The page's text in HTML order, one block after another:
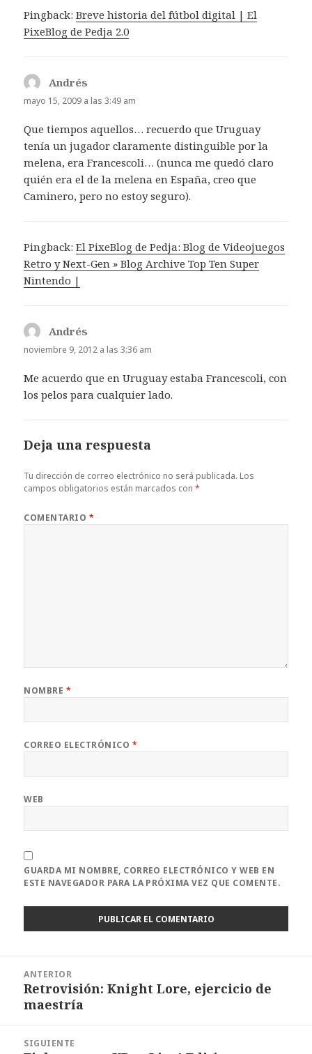
Pingback:Breve historia del fútbol digital | El
PixeBlog de Pedja 2.0
Andrés
mayo 15, 2009 a las 3:49 am
Que tiempos aquellos… recuerdo que Uruguay
tenía un jugador claramente distinguible por la
melena, era Francescoli… (nunca me quedó claro
quién era el de la melena en España, creo que
Caminero, pero no estoy seguro).
Pingback:El PixeBlog de Pedja: Blog de Videojuegos
Retro y Next-Gen » Blog Archive Top Ten Super
Nintendo |
Andrés
noviembre 9, 2012 a las 3:36 am
Me acuerdo que en Uruguay estaba Francescoli, con
los pelos para cualquier lado.
Deja una respuesta
Tu dirección de correo electrónico no será publicada. Los
campos obligatorios están marcados con*
COMENTARIO *
NOMBRE *
CORREO ELECTRÓNICO *
WEB
GUARDA MI NOMBRE, CORREO ELECTRÓNICO Y WEB EN
ESTE NAVEGADOR PARA LA PRÓXIMA VEZ QUE COMENTE.
entradas
ANTERIOR
Entrada
anterior:
Retrovisión: Knight Lore, ejercicio de
maestría
SIGUIENTE